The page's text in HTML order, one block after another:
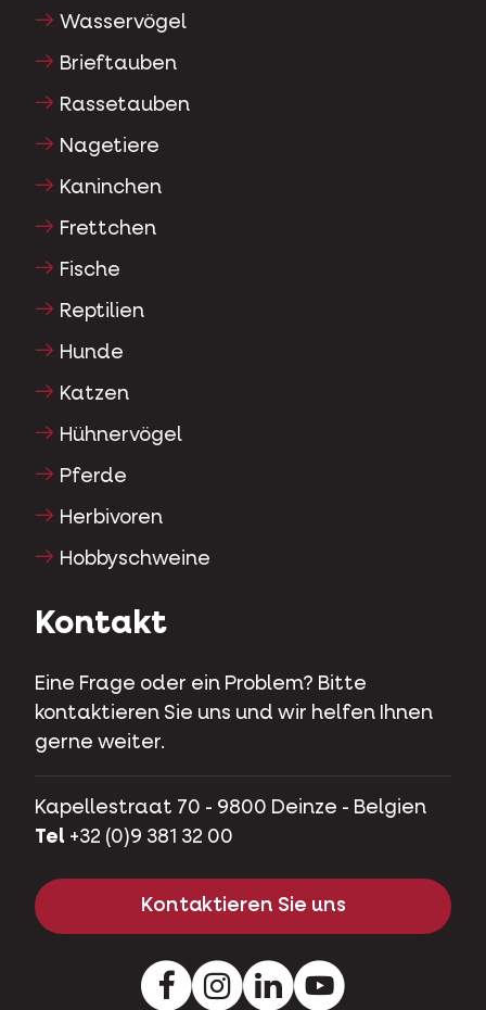
Wasservögel
Brieftauben
Rassetauben
Nagetiere
Kaninchen
Frettchen
Fische
Reptilien
Hunde
Katzen
Hühnervögel
Pferde
Herbivoren
Hobbyschweine
Kontakt
Eine Frage oder ein Problem? Bitte
kontaktieren Sie uns und wir helfen Ihnen
gerne weiter.
Kapellestraat 70 - 9800 Deinze - Belgien
Tel +32 (0)9 381 32 00
Kontaktieren Sie uns
FacebookInstagramLinkedInYoutube